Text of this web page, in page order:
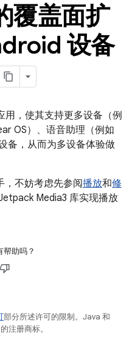
覆盖面扩
设备
用，使其支持更多设备（例
OS）、语音助理（例如
备，从而为多设备体验做
，不妨考虑先参阅播放和修
Media3 库实现播放
帮助吗？
部分所述许可的限制。Java 和
注册商标。